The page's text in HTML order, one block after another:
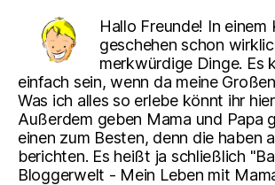
Hallo Freunde! In einem
geschehen schon
merkwürdige Dinge. Es
einfach sein, wenn da meine
Was ich alles so erlebe könnt ihr
Außerdem geben Mama und Papa
einen zum Besten, denn die haben
berichten. Es heißt ja schließlich
Bloggerwelt - Mein Leben mit